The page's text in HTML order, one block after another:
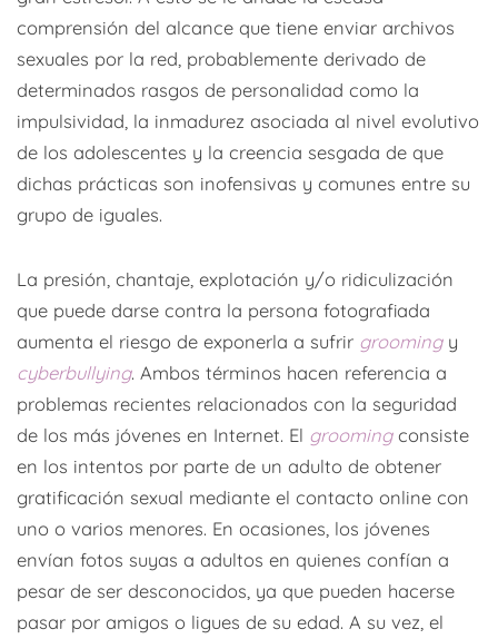
comprensión del alcance que tiene enviar archivos
sexuales por la red, probablemente derivado de
determinados rasgos de personalidad como la
impulsividad, la inmadurez asociada al nivel evolutivo
de los adolescentes y la creencia sesgada de que
dichas prácticas son inofensivas y comunes entre su
grupo de iguales.
La presión, chantaje, explotación y/o ridiculización
que puede darse contra la persona fotografiada
aumenta el riesgo de exponerla a sufrir groomingy
cyberbullying. Ambos términos hacen referencia a
problemas recientes relacionados con la seguridad
de los más jóvenes en Internet. El groomingconsiste
en los intentos por parte de un adulto de obtener
gratificación sexual mediante el contacto online con
uno o varios menores. En ocasiones, los jóvenes
envían fotos suyas a adultos en quienes confían a
pesar de ser desconocidos, ya que pueden hacerse
pasar por amigos o ligues de su edad. A su vez, el